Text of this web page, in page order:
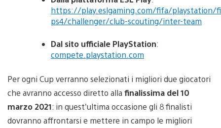
https://play.eslgaming.com/fifa/playstation/
ps4/challenger/club-scouting/inter-team
Dal sito ufficiale PlayStation:
compete.playstation.com
Per ogni Cup verranno selezionati i migliori due giocatori
che avranno accesso diretto alla finalissima del 10
marzo 2021: in quest’ultima occasione gli 8 finalisti
dovranno affrontarsi e mettere in campo le migliori